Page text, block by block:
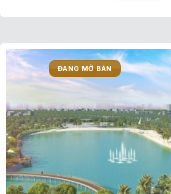
ĐANG MỞ BÁN